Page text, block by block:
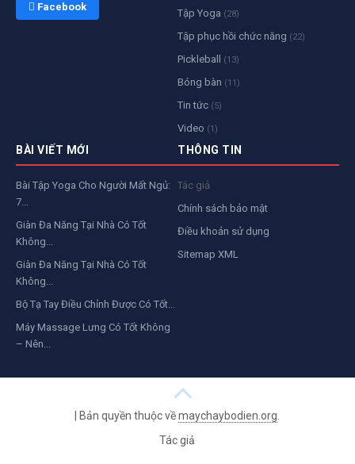
 Facebook
Tập Yoga (28)
Tập phục hồi chức năng (22)
Pickleball (13)
Bóng bàn (11)
Tin tức (5)
Video (1)
BÀI VIẾT MỚI
Bài Tập Yoga Cho Người Mất Ngủ:
7...
Giàn Đa Năng Tại Nhà Có Tốt
Không...
Giàn Đa Năng Tại Nhà Có Tốt
Không...
Bộ Tạ Tay Điều Chỉnh Được Có Tốt...
Máy Massage Lưng Có Tốt Không
– Nên...
THÔNG TIN
Tác giả
Chính sách bảo mật
Điều khoản sử dụng
Sitemap XML
Bản quyền thuộc vềmaychaybodien.org.
Tác giả